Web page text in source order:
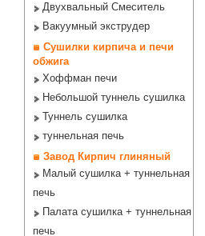
Двухвальный Смеситель
Вакуумный экструдер
Сушилки кирпича и печи
обжига
Хоффман печи
Небольшой туннель сушилка
Туннель сушилка
туннельная печь
Завод Кирпич глиняный
Малый сушилка + туннельная
печь
Палата сушилка + туннельная
печь